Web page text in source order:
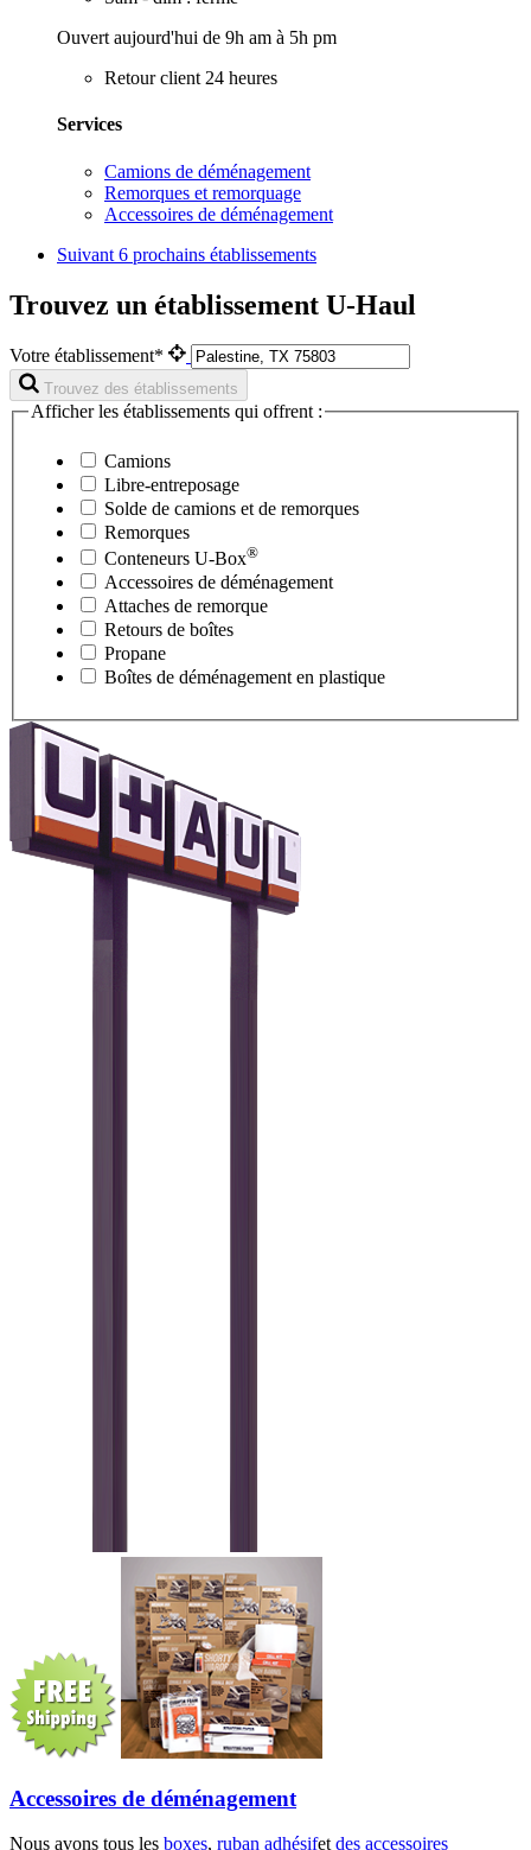
Ouvert aujourd'hui de 9h am à 5h pm
Retour client 24 heures
Services
Camions de déménagement
Remorques et remorquage
Accessoires de déménagement
Suivant 6 prochains établissements
Trouvez un établissement U-Haul
Votre établissement*
Trouvez des établissements
Afficher les établissements qui offrent :
Camions
Libre-entreposage
Solde de camions et de remorques
Remorques
Conteneurs U-Box®
Accessoires de déménagement
Attaches de remorque
Retours de boîtes
Propane
Boîtes de déménagement en plastique
Accessoires de déménagement
Nous avons tous les boxes, ruban adhésifetdes accessoires